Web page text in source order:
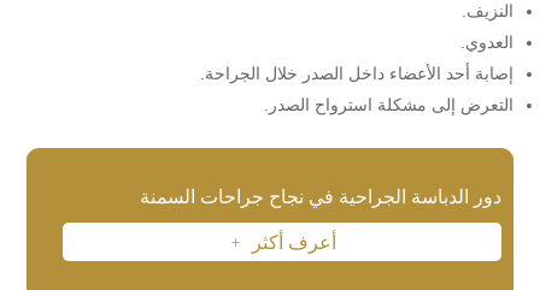
دور الدباسة الجراحية في نجاح جراحات السمنة
أعرف أكثر L
النزيف.
العدوي.
إصابة أحد الأعضاء داخل الصدر خلال الجراحة.
التعرض إلى مشكلة استرواح الصدر.